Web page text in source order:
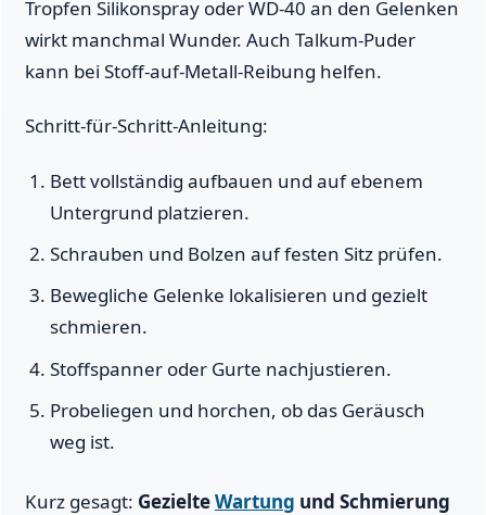
Tropfen Silikonspray oder WD-40 an den Gelenken
wirkt manchmal Wunder. Auch Talkum-Puder
kann bei Stoff-auf-Metall-Reibung helfen.
Schritt-für-Schritt-Anleitung:
Bett vollständig aufbauen und auf ebenem
Untergrund platzieren.
Schrauben und Bolzen auf festen Sitz prüfen.
Bewegliche Gelenke lokalisieren und gezielt
schmieren.
Stoffspanner oder Gurte nachjustieren.
Probeliegen und horchen, ob das Geräusch
weg ist.
Kurz gesagt: GezielteWartung und Schmierung